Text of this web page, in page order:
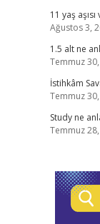
11 yaş aşısı
Ağustos 3,
1.5 alt ne
Temmuz
İstihkâm
Temmuz
Study ne
Temmuz